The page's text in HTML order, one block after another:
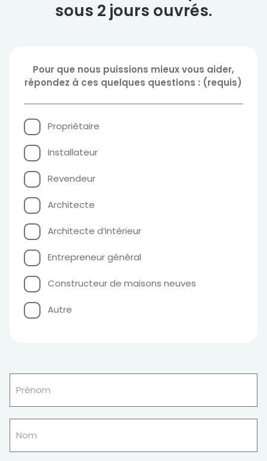
sous 2 jours ouvrés.
Pour
que
mieux
vous
aider,
à
ces
quelques
questions
:
(Nécessaire)
Pour que nous puissions mieux vous aider,
répondez à ces quelques questions : (requis)
Propriétaire
Installateur
Revendeur
Architecte
Architecte d’intérieur
Entrepreneur général
Constructeur de maisons neuves
Autre
(Nécessaire)
(Nécessaire)